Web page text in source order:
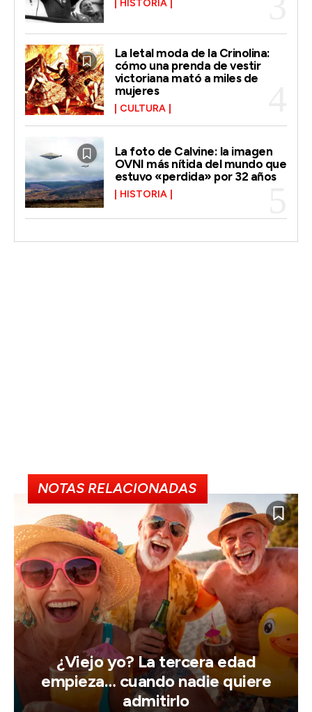
HISTORIA
La letal moda de la Crinolina:
cómo una prenda de vestir
victoriana mató a miles de
mujeres
CULTURA
La foto de Calvine: la imagen
OVNI más nítida del mundo que
estuvo «perdida» por 32 años
HISTORIA
NOTAS RELACIONADAS
¿Viejo yo? La tercera edad
empieza… cuando nadie quiere
admitirlo